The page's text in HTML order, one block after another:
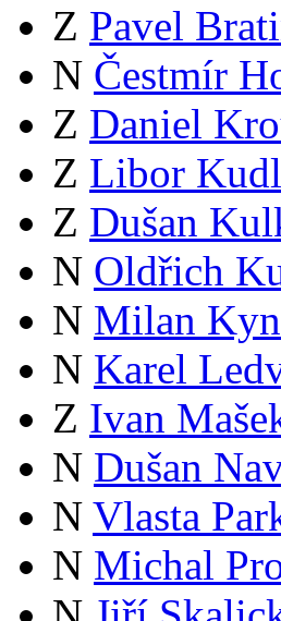
Z Pavel
N Čestmír
Z Daniel
Z Libor
Z Dušan
N Oldřich
N Milan
N Karel
Z Ivan
N Dušan
N Vlasta
N Michal